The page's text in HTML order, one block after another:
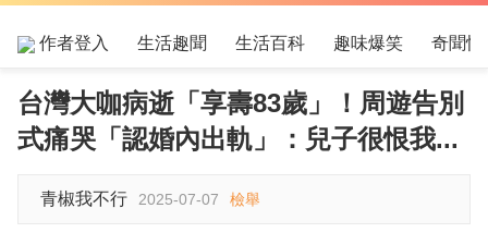
作者登入 生活趣聞 生活百科 趣味爆笑 奇聞怪
台灣大咖病逝「享壽83歲」！周遊告別
式痛哭「認婚內出軌」：兒子很恨我...
青椒我不行 2025-07-07 檢舉